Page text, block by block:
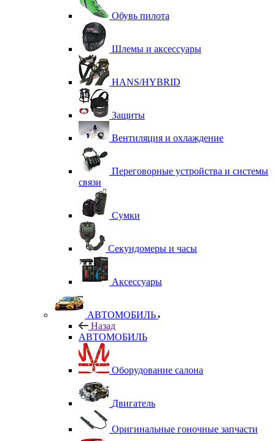
Обувь пилота
Шлемы и аксессуары
HANS/HYBRID
Защиты
Вентиляция и охлаждение
Переговорные устройства и системы
связи
Сумки
Секундомеры и часы
Аксессуары
АВТОМОБИЛЬ
Назад
АВТОМОБИЛЬ
Оборудование салона
Двигатель
Оригинальные гоночные запчасти